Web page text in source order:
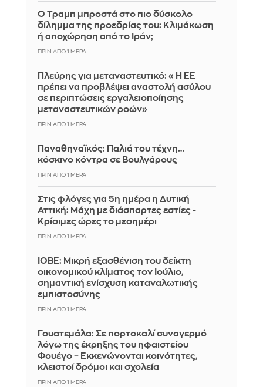
Ο Τραμπ μπροστά στο πιο δύσκολο
δίλημμα της προεδρίας του: Κλιμάκωση
ή αποχώρηση από το Ιράν;
ΠΡΙΝ ΑΠΌ 1 ΜΈΡΑ
Πλεύρης για μεταναστευτικό: «Η ΕΕ
πρέπει να προβλέψει αναστολή ασύλου
σε περιπτώσεις εργαλειοποίησης
μεταναστευτικών ροών»
ΠΡΙΝ ΑΠΌ 1 ΜΈΡΑ
Παναθηναϊκός: Παλιά του τέχνη…
κόσκινο κόντρα σε Βουλγάρους
ΠΡΙΝ ΑΠΌ 1 ΜΈΡΑ
Στις φλόγες για 5η ημέρα η Δυτική
Αττική: Μάχη με διάσπαρτες εστίες -
Κρίσιμες ώρες το μεσημέρι
ΠΡΙΝ ΑΠΌ 1 ΜΈΡΑ
ΙΟΒΕ: Μικρή εξασθένιση του δείκτη
οικονομικού κλίματος τον Ιούλιο,
σημαντική ενίσχυση καταναλωτικής
εμπιστοσύνης
ΠΡΙΝ ΑΠΌ 1 ΜΈΡΑ
Γουατεμάλα: Σε πορτοκαλί συναγερμό
λόγω της έκρηξης του ηφαιστείου
Φουέγο – Εκκενώνονται κοινότητες,
κλειστοί δρόμοι και σχολεία
ΠΡΙΝ ΑΠΌ 1 ΜΈΡΑ